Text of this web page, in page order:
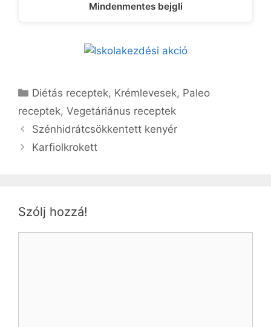
Mindenmentes bejgli
Kategória
Diétás receptek, Krémlevesek, Paleo
receptek, Vegetáriánus receptek
Szénhidrátcsökkentett kenyér
Karfiolkrokett
Szólj hozzá!